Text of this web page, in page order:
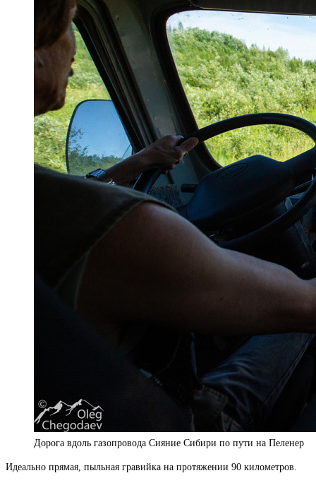
Дорога вдоль газопровода Сияние Сибири по пути на Пеленер
Идеально прямая, пыльная гравийка на протяжении 90 километров.